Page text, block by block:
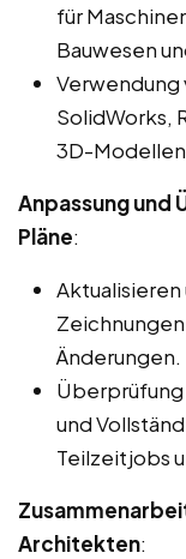
für
Bauwesen
Verwendung
SolidWorks,
3D-
Anpassung und
Pläne:
Änderungen.
Überprüfung
und
Teilzeitjobs
Architekten: